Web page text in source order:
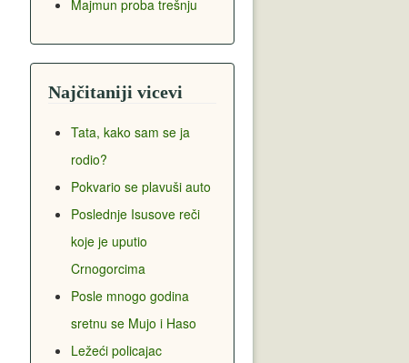
Majmun proba trešnju
Najčitaniji vicevi
Tata, kako sam se ja
rodio?
Pokvario se plavuši auto
Poslednje Isusove reči
koje je uputio
Crnogorcima
Posle mnogo godina
sretnu se Mujo i Haso
Ležeći policajac